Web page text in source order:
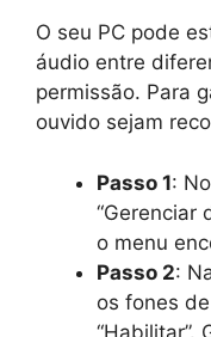
O seu PC pode
áudio entre
permissão. Para
ouvido sejam
Passo 1:
“Gerenciar
o menu
Passo 2:
os fones
“Habilitar”.